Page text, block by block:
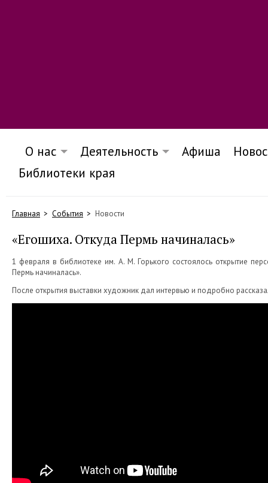
О нас Деятельность Афиша
Библиотеки края
Главная События Новости
«Егошиха. Откуда Пермь начиналась»
1 февраля в библиотеке им. А. М. Горького состоялось открытие
Пермь начиналась».
После открытия выставки художник дал интервью и подробно